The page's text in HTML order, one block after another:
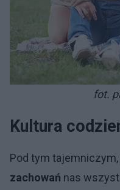
fot.
Kultura
Pod tym
zachowań nas